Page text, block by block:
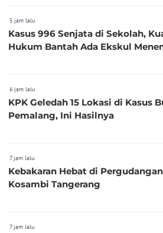
5 jam lalu
Kasus 996 Senjata di Sekolah,
Hukum Bantah Ada Ekskul
6 jam lalu
KPK Geledah 15 Lokasi di Kasus
Pemalang, Ini Hasilnya
7 jam lalu
Kebakaran Hebat di Pergudangan
Kosambi Tangerang
7 jam lalu